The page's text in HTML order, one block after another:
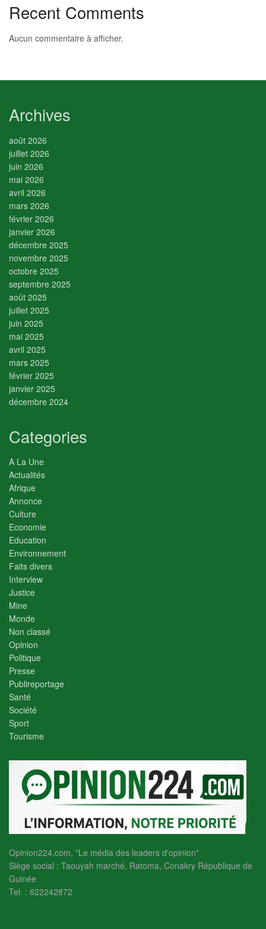
Recent Comments
Aucun commentaire à afficher.
Archives
août 2026
juillet 2026
juin 2026
mai 2026
avril 2026
mars 2026
février 2026
janvier 2026
décembre 2025
novembre 2025
octobre 2025
septembre 2025
août 2025
juillet 2025
juin 2025
mai 2025
avril 2025
mars 2025
février 2025
janvier 2025
décembre 2024
Categories
A La Une
Actualités
Afrique
Annonce
Culture
Economie
Education
Environnement
Faits divers
Interview
Justice
Mine
Monde
Non classé
Opinion
Politique
Presse
Publireportage
Santé
Société
Sport
Tourisme
Opinion224.com, "Le média des leaders d'opinion"
Siège social : Taouyah marché, Ratoma, Conakry République de
Guinée
Tel. : 622242872